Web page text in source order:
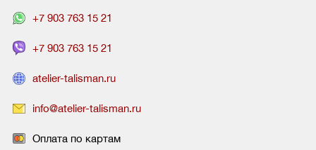
+7 903 763 15 21
+7 903 763 15 21
atelier-talisman.ru
info@atelier-talisman.ru
Оплата по картам